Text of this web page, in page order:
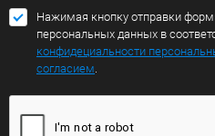
Нажимая кнопку отправки
персональных данных в
конфидециальности
согласием.